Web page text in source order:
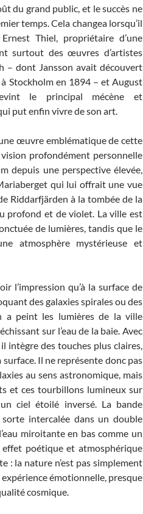
du grand public, et le succès ne
temps. Cela changea lorsqu’il
Thiel, propriétaire d’une
surtout des œuvres d’artistes
– dont Jansson avait découvert
Stockholm en 1894 – et August
le principal mécène et
put enfin vivre de son art.
œuvre emblématique de cette
profondément personnelle
depuis une perspective élevée,
qui lui offrait une vue
Riddarfjärden à la tombée de la
profond et de violet. La ville est
de lumières, tandis que le
atmosphère mystérieuse et
l’impression qu’à la surface de
des galaxies spirales ou des
a peint les lumières de la ville
sur l’eau de la baie. Avec
intègre des touches plus claires,
Il ne représente donc pas
au sens astronomique, mais
et ces tourbillons lumineux sur
ciel étoilé inversé. La bande
intercalée dans un double
miroitante en bas comme un
poétique et atmosphérique
: la nature n’est pas simplement
émotionnelle, presque
cosmique.